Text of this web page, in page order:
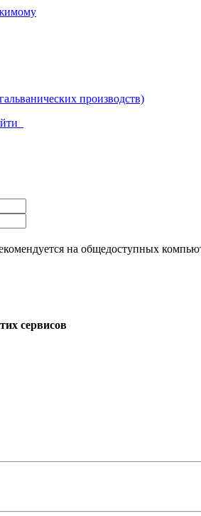
производств)
на общедоступных
сервисов